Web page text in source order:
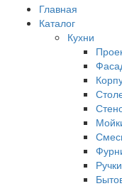
Главная
Каталог
Кухни
Ручки